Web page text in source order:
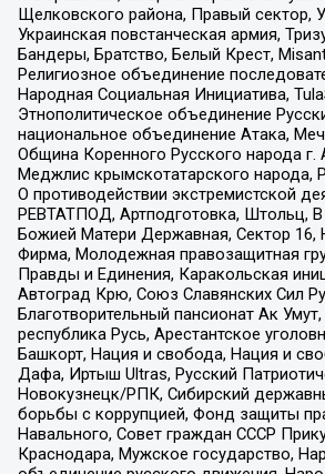
Щелковского района, Правый сектор,
Украинская повстанческая армия,
Бандеры, Братство, Белый Крест,
Религиозное объединение
Народная Социальная Инициатива,
Этнополитическое объединение
национальное объединение Атака,
Община Коренного Русского народа г.
Меджлис крымскотатарского народа,
О противодействии экстремистской
РЕВТАТПОД, Артподготовка, Штольц, В
Божией Матери Державная, Сектор 16,
Фирма, Молодежная правозащитная
Правды и Единения, Каракольская
Автоград Крю, Союз Славянских Сил
Благотворительный пансионат Ак Умут,
республика Русь, Арестантское
Башкорт, Нация и свобода, Нация и
Дафа, Иртыш Ultras, Русский
Новокузнецк/РПК, Сибирский
борьбы с коррупцией, Фонд защиты
Навального, Совет граждан СССР
Краснодара, Мужское государство,